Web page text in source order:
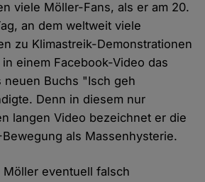
viele Möller-Fans, als er am 20.
an dem weltweit viele
zu Klimastreik-Demonstrationen
einem Facebook-Video das
neuen Buchs "Isch geh
Denn in diesem nur
langen Video bezeichnet er die
als Massenhysterie.
eventuell falsch